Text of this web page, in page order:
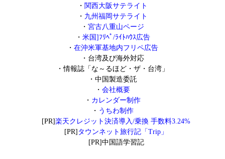
・ 関西大阪サテライト
・ 九州福岡サテライト
・ 宮古八重山ページ
・ 米国]ﾌﾘﾍﾟ/ﾗｲﾄﾊｳｽ広告
・ 在沖米軍基地内フリペ広告
・ 台湾及び海外対応
・情報誌「な～るほど・ザ・台湾」
・ 中国製造委託
・ 会社概要
・ カレンダー制作
・ うちわ制作
[PR]楽天クレジット決済導入/乗換 手数料3.24%
[PR] タウンネット旅行記「Trip」
[PR]中国語学習記